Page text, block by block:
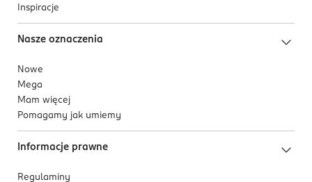
Inspiracje
Nasze oznaczenia
Nowe
Mega
Mam więcej
Pomagamy jak umiemy
Informacje prawne
Regulaminy